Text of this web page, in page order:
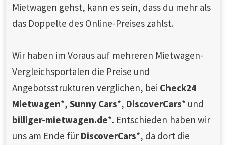
Mietwagen gehst, kann es sein, dass du mehr als
das Doppelte des Online-Preises zahlst.
Wir haben im Voraus auf mehreren Mietwagen-
Vergleichsportalen die Preise und
Angebotsstrukturen verglichen, bei Check24
Mietwagen*, Sunny Cars*, DiscoverCars* und
billiger-mietwagen.de*. Entschieden haben wir
uns am Ende für DiscoverCars*, da dort die